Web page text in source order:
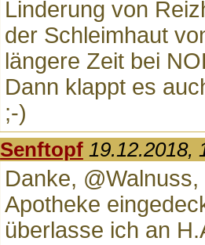
Linderung von
der Schleimhaut
längere Zeit bei
Dann klappt es
;-)
Senftopf 19.12.2018,
Danke,
Apotheke
überlasse ich an